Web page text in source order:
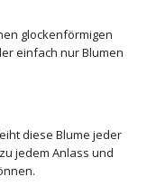
glockenförmigen
einfach nur Blumen
diese Blume jeder
jedem Anlass und